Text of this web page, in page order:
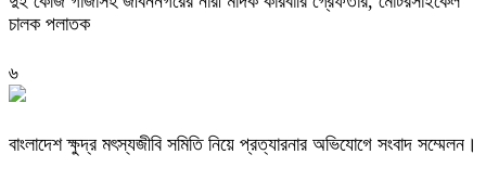
চালক পলাতক
৬
বাংলাদেশ ক্ষুদ্র মৎস্যজীবি সমিতি নিয়ে প্রত্যারনার অভিযোগে সংবাদ সম্মেলন।